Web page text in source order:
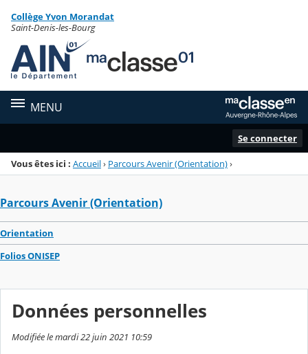
Menu de la rubrique
Contenu
Collège Yvon Morandat
Saint-Denis-les-Bourg
MENU
Se connecter
Vous êtes ici : Accueil› Parcours Avenir (Orientation)›
Parcours Avenir (Orientation)
Orientation
Folios ONISEP
Données personnelles
Modifiée le mardi 22 juin 2021 10:59